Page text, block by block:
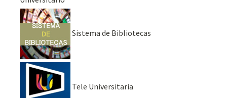
Sistema de Bibliotecas
Tele Universitaria